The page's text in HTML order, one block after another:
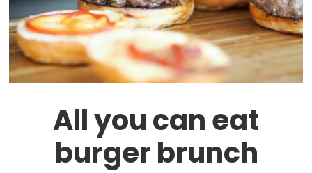
All you can eat
burger brunch